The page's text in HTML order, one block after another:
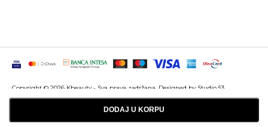
DODAJ U KORPU
Copyright © 2026 Kbeauty - Sva prava zadržana. Designed by Studio 53
Maintenanced by
Izrada sajtova SEO optimizacija